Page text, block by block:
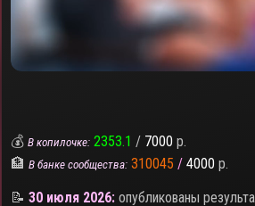
💰В копилочке: 2353.1 / 7000 р.
🏦В банке сообщества: 310045 / 4000 р.
📝30 июля 2026: опубликованы